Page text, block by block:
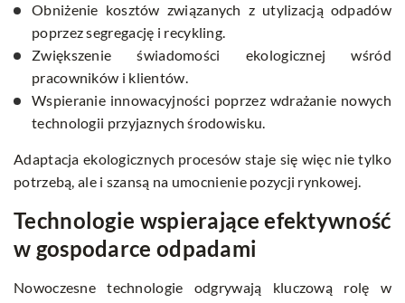
Obniżenie kosztów związanych z utylizacją odpadów
poprzez segregację i recykling.
Zwiększenie świadomości ekologicznej wśród
pracowników i klientów.
Wspieranie innowacyjności poprzez wdrażanie nowych
technologii przyjaznych środowisku.
Adaptacja ekologicznych procesów staje się więc nie tylko
potrzebą, ale i szansą na umocnienie pozycji rynkowej.
Technologie wspierające efektywność
w gospodarce odpadami
Nowoczesne technologie odgrywają kluczową rolę w